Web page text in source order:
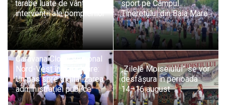
tarabe luate de vânt și
intervenții ale pompierilor
sport pe Câmpul
Tineretului din Baia Mare
Caravana Cloud Regional
Nord-Vest în Baia Mare:
Un pas spre digitalizarea
administrației publice
„Zilele Moiseiului” se vor
desfășura în perioada
14–16 august